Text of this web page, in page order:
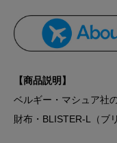
【商品説明】
ベルギー・マシュア社
財布・BLISTER-L（ブ